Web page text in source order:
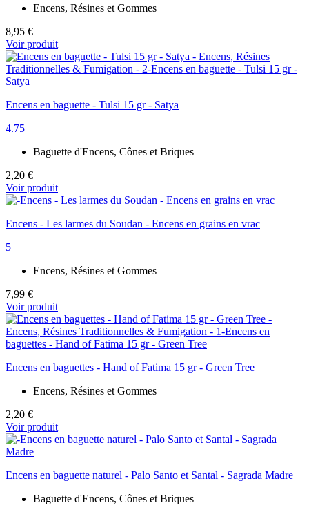
Encens, Résines et Gommes
8,95 €
Voir produit
Encens en baguette - Tulsi 15 gr - Satya
4.75
Baguette d'Encens, Cônes et Briques
2,20 €
Voir produit
Encens - Les larmes du Soudan - Encens en grains en vrac
5
Encens, Résines et Gommes
7,99 €
Voir produit
Encens en baguettes - Hand of Fatima 15 gr - Green Tree
Encens, Résines et Gommes
2,20 €
Voir produit
Encens en baguette naturel - Palo Santo et Santal - Sagrada Madre
Baguette d'Encens, Cônes et Briques